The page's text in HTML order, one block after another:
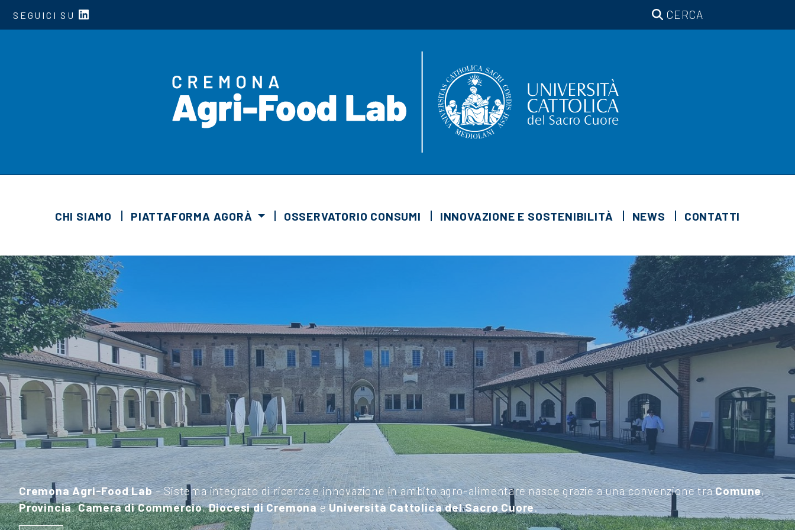
SEGUICI SU CERCA
CHI SIAMO PIATTAFORMA AGORÀ OSSERVATORIO CONSUMI INNOVAZIONE E SOSTENIBILITÀ NEWS CONTATTI
Cremona Agri-Food Lab– Sistema integrato di ricerca e innovazione in ambito agro-alimentare nasce grazie a una convenzione traComune,
Provincia,Camera di Commercio,Diocesi di CremonaeUniversità Cattolica del Sacro Cuore.